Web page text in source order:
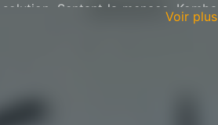
Sentant la menace, Komba
pour les injecter dans la rue.
Voir plus